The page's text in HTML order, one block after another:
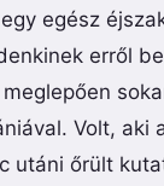
egész
erről
Volt, aki
utáni őrült